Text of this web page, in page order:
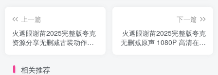
上一篇
火遮眼谢苗2025完整版夸克
资源分享无删减古装动作资
下一篇
火遮眼谢苗2025完整版夸克
无删减原声 1080P 高清在线
相关推荐